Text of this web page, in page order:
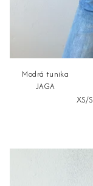
Modrá tunika
JAGA
XS/S